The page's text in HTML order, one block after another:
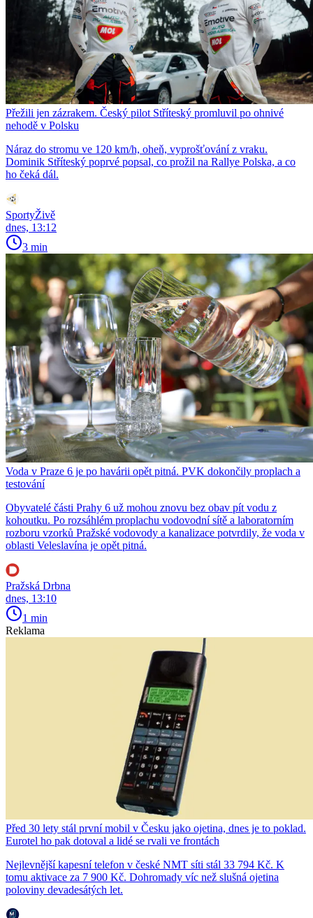
Přežili jen zázrakem. Český pilot Stříteský promluvil po ohnivé
nehodě v Polsku
Náraz do stromu ve 120 km/h, oheň, vyprošťování z vraku.
Dominik Stříteský poprvé popsal, co prožil na Rallye Polska, a co
ho čeká dál.
SportyŽivě
dnes, 13:12
3 min
Voda v Praze 6 je po havárii opět pitná. PVK dokončily proplach a
testování
Obyvatelé části Prahy 6 už mohou znovu bez obav pít vodu z
kohoutku. Po rozsáhlém proplachu vodovodní sítě a laboratorním
rozboru vzorků Pražské vodovody a kanalizace potvrdily, že voda v
oblasti Veleslavína je opět pitná.
Pražská Drbna
dnes, 13:10
1 min
Reklama
Před 30 lety stál první mobil v Česku jako ojetina, dnes je to poklad.
Eurotel ho pak dotoval a lidé se rvali ve frontách
Nejlevnější kapesní telefon v české NMT síti stál 33 794 Kč. K
tomu aktivace za 7 900 Kč. Dohromady víc než slušná ojetina
poloviny devadesátých let.